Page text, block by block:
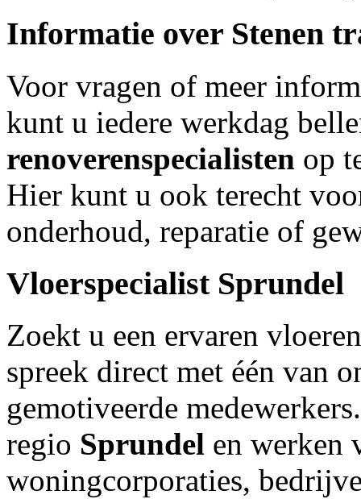
Informatie over Stenen
Voor vragen of meer
kunt u iedere werkdag
renoverenspecialisten op
Hier kunt u ook terecht
onderhoud, reparatie of
Vloerspecialist Sprundel
Zoekt u een ervaren
spreek direct met één van
gemotiveerde
regio Sprundel en werken
woningcorporaties,